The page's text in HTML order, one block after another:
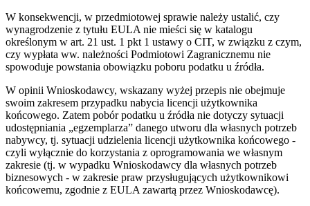
W konsekwencji, w przedmiotowej sprawie należy ustalić, czy
wynagrodzenie z tytułu EULA nie mieści się w katalogu
określonym w art. 21 ust. 1 pkt 1 ustawy o CIT, w związku z czym,
czy wypłata ww. należności Podmiotowi Zagranicznemu nie
spowoduje powstania obowiązku poboru podatku u źródła.
W opinii Wnioskodawcy, wskazany wyżej przepis nie obejmuje
swoim zakresem przypadku nabycia licencji użytkownika
końcowego. Zatem pobór podatku u źródła nie dotyczy sytuacji
udostępniania „egzemplarza” danego utworu dla własnych potrzeb
nabywcy, tj. sytuacji udzielenia licencji użytkownika końcowego -
czyli wyłącznie do korzystania z oprogramowania we własnym
zakresie (tj. w wypadku Wnioskodawcy dla własnych potrzeb
biznesowych - w zakresie praw przysługujących użytkownikowi
końcowemu, zgodnie z EULA zawartą przez Wnioskodawcę).